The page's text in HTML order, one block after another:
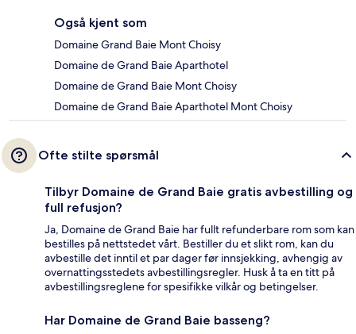
Også kjent som
Domaine Grand Baie Mont Choisy
Domaine de Grand Baie Aparthotel
Domaine de Grand Baie Mont Choisy
Domaine de Grand Baie Aparthotel Mont Choisy
Ofte stilte spørsmål
Tilbyr Domaine de Grand Baie gratis avbestilling og
full refusjon?
Ja, Domaine de Grand Baie har fullt refunderbare rom som kan
bestilles på nettstedet vårt. Bestiller du et slikt rom, kan du
avbestille det inntil et par dager før innsjekking, avhengig av
overnattingsstedets avbestillingsregler. Husk å ta en titt på
avbestillingsreglene for spesifikke vilkår og betingelser.
Har Domaine de Grand Baie basseng?